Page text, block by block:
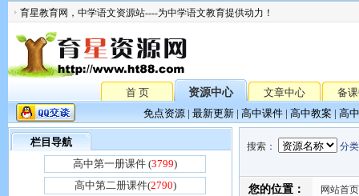
育星教育网，中学语文资源站----为中学语文教育提供动力！
首 页 资源中心 文章中心
备
免点资源| 最新更新| 高中课件| 高中教案| 高
栏目导航
高中第一册课件 (3799)
高中第二册课件(2790)
搜索 ： 分
您的位置： 网站首页